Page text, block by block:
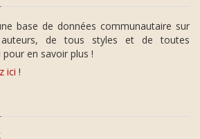
base de données communautaire sur
de tous styles et de toutes
pour en savoir plus !
ici !